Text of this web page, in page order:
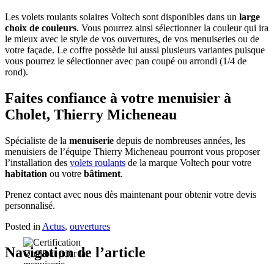
Les volets roulants solaires Voltech sont disponibles dans un large
choix de couleurs. Vous pourrez ainsi sélectionner la couleur qui ira
le mieux avec le style de vos ouvertures, de vos menuiseries ou de
votre façade. Le coffre possède lui aussi plusieurs variantes puisque
vous pourrez le sélectionner avec pan coupé ou arrondi (1/4 de
rond).
Faites confiance à votre menuisier à
Cholet, Thierry Micheneau
Spécialiste de la menuiserie depuis de nombreuses années, les
menuisiers de l’équipe Thierry Micheneau pourront vous proposer
l’installation des volets roulants de la marque Voltech pour votre
habitation ou votre bâtiment.
Prenez contact avec nous dès maintenant pour obtenir votre devis
personnalisé.
Posted in Actus, ouvertures
Navigation de l’article